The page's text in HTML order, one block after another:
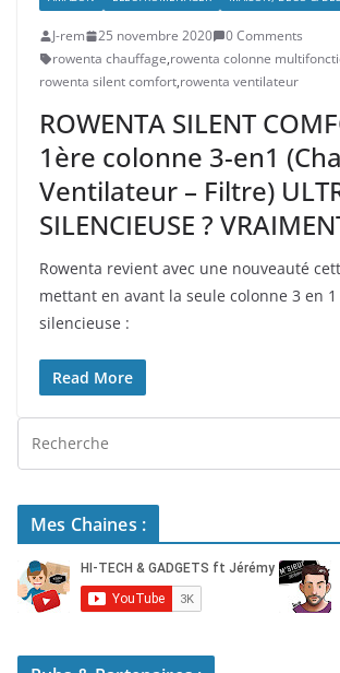
J-rem 25 novembre 2020
0 Comments
rowenta chauffage,rowenta colonne
rowenta silent comfort,rowenta ventilateur
ROWENTA SILENT
1ère colonne 3-en1
Ventilateur – Filtre)
SILENCIEUSE ?
Rowenta revient avec une nouveauté
mettant en avant la seule colonne 3 en
silencieuse :
Read More
Mes Chaines :